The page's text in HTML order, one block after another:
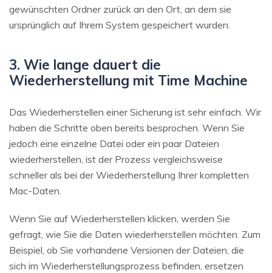
gewünschten Ordner zurück an den Ort, an dem sie
ursprünglich auf Ihrem System gespeichert wurden.
3. Wie lange dauert die
Wiederherstellung mit Time Machine
Das Wiederherstellen einer Sicherung ist sehr einfach. Wir
haben die Schritte oben bereits besprochen. Wenn Sie
jedoch eine einzelne Datei oder ein paar Dateien
wiederherstellen, ist der Prozess vergleichsweise
schneller als bei der Wiederherstellung Ihrer kompletten
Mac-Daten.
Wenn Sie auf Wiederherstellen klicken, werden Sie
gefragt, wie Sie die Daten wiederherstellen möchten. Zum
Beispiel, ob Sie vorhandene Versionen der Dateien, die
sich im Wiederherstellungsprozess befinden, ersetzen